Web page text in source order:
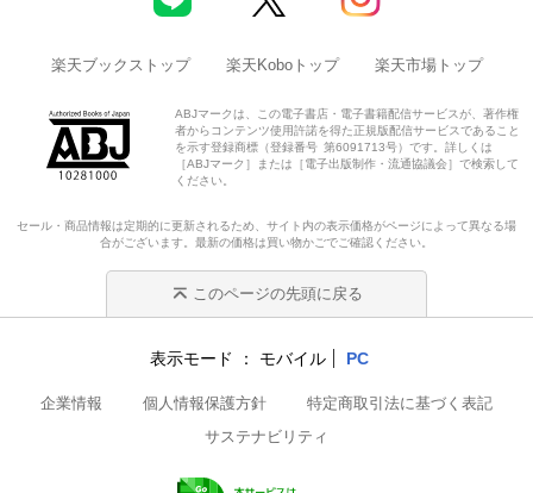
楽天ブックストップ 楽天Koboトップ 楽天市場トップ
ABJマークは、この電子書店・電子書籍配信サービスが、著作権
者からコンテンツ使用許諾を得た正規版配信サービスであること
を示す登録商標（登録番号 第6091713号）です。詳しくは
［ABJマーク］または［電子出版制作・流通協議会］で検索して
ください。
セール・商品情報は定期的に更新されるため、サイト内の表示価格がページによって異なる場
合がございます。最新の価格は買い物かごでご確認ください。
このページの先頭に戻る
表示モード モバイル PC
企業情報 個人情報保護方針
特定商取引法に基づく表記
サステナビリティ